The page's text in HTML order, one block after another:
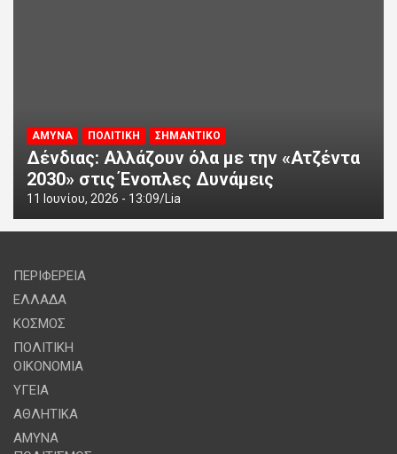
ΑΜΥΝΑ ΠΟΛΙΤΙΚΗ ΣΗΜΑΝΤΙΚΟ
Δένδιας: Αλλάζουν όλα με την «Ατζέντα
2030» στις Ένοπλες Δυνάμεις
11 Ιουνίου, 2026 - 13:09 Lia
ΠΕΡΙΦΕΡΕΙΑ
ΕΛΛΑΔΑ
ΚΟΣΜΟΣ
ΠΟΛΙΤΙΚΗ
ΟΙΚΟΝΟΜΙΑ
ΥΓΕΙΑ
ΑΘΛΗΤΙΚΑ
ΑΜΥΝΑ